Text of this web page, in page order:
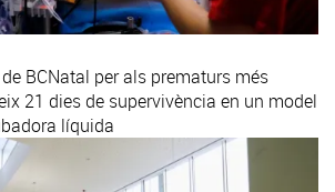
BCNatal per als prematurs més
21 dies de supervivència en un model
líquida